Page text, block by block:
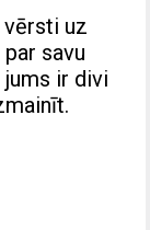
vērsti uz
savu
ir divi